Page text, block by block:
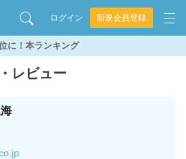
ログイン 新規会員登録
に！本ランキング
レビュー